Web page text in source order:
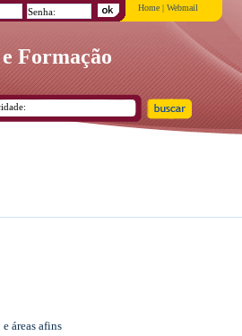
Formação
Home | Webmail
áreas afins